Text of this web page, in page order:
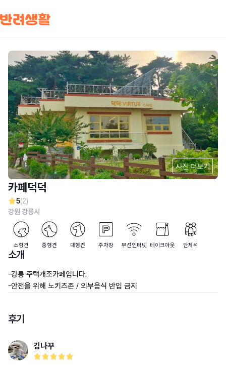
사진 더보기
카페덕덕
5(2)
강원 강릉시
소형견 중형견 대형견 주차장 무선인터넷 테이크아웃 단체석
소개
-강릉 주택개조카페입니다.
-안전을 위해 노키즈존 / 외부음식 반입 금지
후기
김나꾸